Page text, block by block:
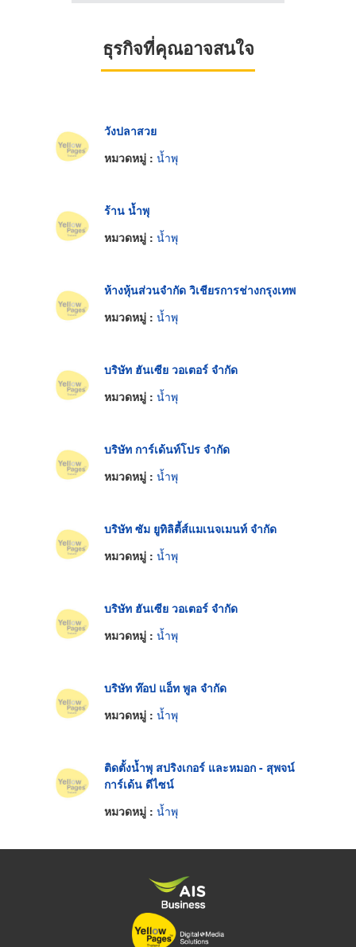
ธุรกิจที่คุณอาจสนใจ
วังปลาสวย
หมวดหมู่ : น้ำพุ
ร้าน น้ำพุ
หมวดหมู่ : น้ำพุ
ห้างหุ้นส่วนจำกัด วิเชียรการช่างกรุงเทพ
หมวดหมู่ : น้ำพุ
บริษัท ฮันเซีย วอเตอร์ จำกัด
หมวดหมู่ : น้ำพุ
บริษัท การ์เด้นท์โปร จำกัด
หมวดหมู่ : น้ำพุ
บริษัท ซัม ยูทิลิตี้ส์แมเนจเมนท์ จำกัด
หมวดหมู่ : น้ำพุ
บริษัท ฮันเซีย วอเตอร์ จำกัด
หมวดหมู่ : น้ำพุ
บริษัท ท๊อป แอ็ท พูล จำกัด
หมวดหมู่ : น้ำพุ
ติดตั้งน้ำพุ สปริงเกอร์ และหมอก - สุพจน์
การ์เด้น ดีไซน์
หมวดหมู่ : น้ำพุ